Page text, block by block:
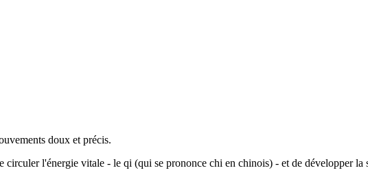
doux et précis.
l'énergie vitale - le qi (qui se prononce chi en chinois) - et de développer la